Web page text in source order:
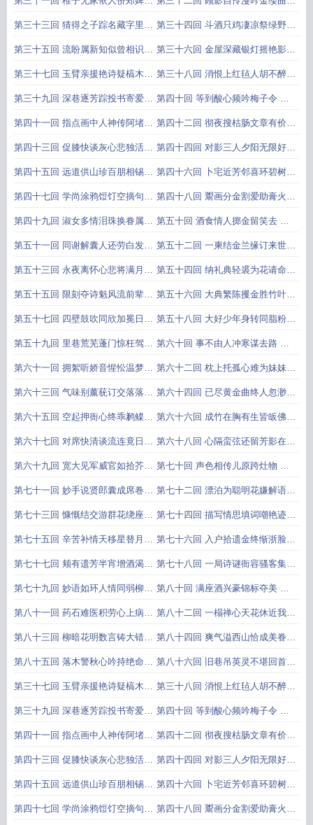
名姝雅集顾曲学周郎 拈花微笑醉看玉钩斜
第三十三回 猜得之子踪名藏字里
勘破美人计金尽床头
第三十四回 斗酒只鸡凄凉祭绿野
闲花野草惆怅悟青衫
第三十五回 流盼属新知似曾相识
听歌怀故国无可奈何
第三十六回 金屋深藏银灯摇艳影
魔城自陷锦字惜华年
第三十七回 玉臂亲援艳诗疑槁木
珠帘不卷绮席落衣香
第三十八回 消恨上红毡人胡不醉
断恩盟白水郎太无情
第三十九回 深巷逐芳踪投书寄爱
华筵趁余兴击鼓催花
第四十回 等到酸心频吟梅子令 何
堪寓目先苦女郎身
第四十一回 指点画中人神传阿堵
纷腾诗外事典出何家
第四十二回 彻夜搜枯肠文章有价
因时辟利薮名士无虚
第四十三回 促膝快谈灰心悲独活
临风品茗冷眼羡双修
第四十四回 对影三人夕阳无限好
依山一笛高处不胜寒
第四十五回 远道供山珍百朋相锡
下厨劳素手一饭堪留
第四十六回 卜宅近芳邻喜环碧树
迎秋有乐事约种黄花
第四十七回 学尚涂鸦饾饤空摘句
功成喝彩旦夕自寻香
第四十八回 鬻画分金割爱助膏火
读书补拙勉力答琼瑶
第四十九回 淑女多情泪珠换眷属
书生吐气文字结姻缘
第五十回 酒食情人掷金留笑去 脂
粉地狱微服看花来
第五十一回 同谢解囊人还劳白发
笑看同命鸟惋惜青春
第五十二回 一柬结金兰缘订来世
四言留血泪誓守今生
第五十三回 永夜离怀心悲将满月
斜阳古道肠断独归人
第五十四回 纳礼典轻裘为花请命
论交关盛馔按日传餐
第五十五回 限刻夺诗魁风流前辈
连宵制菊选笔墨闲人
第五十六回 大典繁陈攫金胜竹叶
新章急就挥汗颂梅花
第五十七回 四壁鼓吹同欣加冕日
一堂椅案不是读书天
第五十八回 大好少年身转同脂粉
可怜旧舞地来阅沧桑
第五十九回 里巷荒芜蓬门惊枉驾
风尘落拓粉墨愧登场
第六十回 事不由人冲寒谋去路 饥
来驱我坠溷误前程
第六十一回 拥絮听娇音惺忪温梦
煨炉消永夜婉转谈情
第六十二回 枕上托孤心难为妹妹
楼头拼命意终惜卿卿
第六十三回 气味别薰莸订交落落
形骸自水乳相惜惺惺
第六十四回 已尽黄金曲终人忽渺
莫夸白璧夜静客何来
第六十五回 空起押衙心终乖鹣鲽
不须京兆笔且访屠沽
第六十六回 成竹在胸有生皆皈佛
禅关拥雪僻地更逢僧
第六十七回 对席快清谈流连竟日
凭栏惊妙舞摇曳多姿
第六十八回 心隔蛮弦还留芳影在
目空螳臂起舞剑光寒
第六十九回 宽大见军威官如拾芥
风流关国运女漫倾城
第七十回 声色相传儿原跨灶物 锱
铢计较翁是惜财人
第七十一回 妙手说贤郎囊成席卷
壮颜仗勇士狐假虎威
第七十二回 漂泊为聪明花嫌解语
繁华成幻梦诗托无题
第七十三回 慷慨结交游群花绕座
荒唐作夫妇一月倾家
第七十四回 描写情思填词嘲艳迹
牺牲色相劝学走风尘
第七十五回 辛苦补情天移星替月
殷勤余恨史拊掌焚琴
第七十六回 入户拾遗金终惭浙脸
开囊飞质券故泄春光
第七十七回 颊有遗芳半宵增酒渴
言无余隐三字失佳期
第七十八回 一局诗谜衙容骚客集
三椽老屋酒借古人传
第七十九回 妙语如环人情同弱柳
此心匪石境地逊浮鸥
第八十回 满座酒兴豪锦标夺美 一
场鸳梦断蜡泪迎人
第八十一回 药石难医积劳心上病
渊泉有自夙慧佛边缘
第八十二回 一榻禅心天花休近我
三更噩梦风雨正欺人
第八十三回 柳暗花明数言铸大错
天空地阔一别走飘蓬
第八十四回 爽气溢西山恰成美眷
罡风变夜色难返沉疴
第八十五回 落木警秋心吟持绝命
抚棺伤薤露恸哭轻生
第八十六回 旧巷吊英灵不堪回首
寒林埋客恨何处招魂
第三十七回 玉臂亲援艳诗疑槁木
珠帘不卷绮席落衣香
第三十八回 消恨上红毡人胡不醉
断恩盟白水郎太无情
第三十九回 深巷逐芳踪投书寄爱
华筵趁余兴击鼓催花
第四十回 等到酸心频吟梅子令 何
堪寓目先苦女郎身
第四十一回 指点画中人神传阿堵
纷腾诗外事典出何家
第四十二回 彻夜搜枯肠文章有价
因时辟利薮名士无虚
第四十三回 促膝快谈灰心悲独活
临风品茗冷眼羡双修
第四十四回 对影三人夕阳无限好
依山一笛高处不胜寒
第四十五回 远道供山珍百朋相锡
下厨劳素手一饭堪留
第四十六回 卜宅近芳邻喜环碧树
迎秋有乐事约种黄花
第四十七回 学尚涂鸦饾饤空摘句 第四十八回 鬻画分金割爱助膏火